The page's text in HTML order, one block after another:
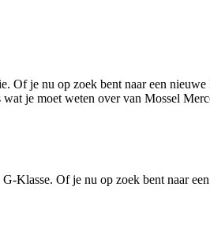
Of je nu op zoek bent naar een
je moet weten over van Mossel
Klasse. Of je nu op zoek bent naar